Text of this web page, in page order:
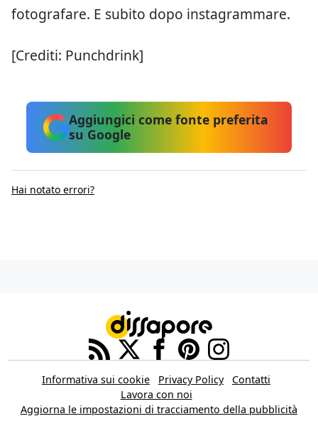
fotografare. E subito dopo instagrammare.
[Crediti: Punchdrink]
Aggiungici come fonte preferita
su Google
Hai notato errori?
Informativa sui cookie Privacy Policy
Contatti
Lavora con noi
Aggiorna le impostazioni di tracciamento della pubblicità